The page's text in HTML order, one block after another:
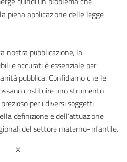
piena applicazione delle legge
nostra pubblicazione, la
e accurati è essenziale per
pubblica. Confidiamo che le
costituire uno strumento
per i diversi soggetti
definizione e dell’attuazione
del settore materno-infantile.